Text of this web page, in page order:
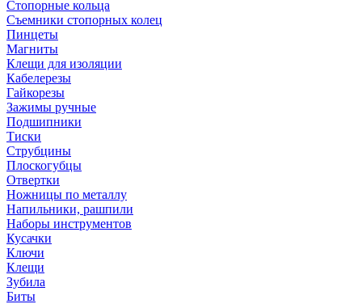
Стопорные кольца
Съемники стопорных колец
Пинцеты
Магниты
Клещи для изоляции
Кабелерезы
Гайкорезы
Зажимы ручные
Подшипники
Тиски
Струбцины
Плоскогубцы
Отвертки
Ножницы по металлу
Напильники, рашпили
Наборы инструментов
Кусачки
Ключи
Клещи
Зубила
Биты